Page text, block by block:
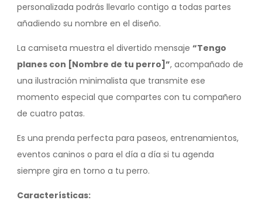
personalizada podrás llevarlo contigo a todas partes
añadiendo su nombre en el diseño.
La camiseta muestra el divertido mensaje “Tengo
planes con [Nombre de tu perro]”, acompañado de
una ilustración minimalista que transmite ese
momento especial que compartes con tu compañero
de cuatro patas.
Es una prenda perfecta para paseos, entrenamientos,
eventos caninos o para el día a día si tu agenda
siempre gira en torno a tu perro.
Características: